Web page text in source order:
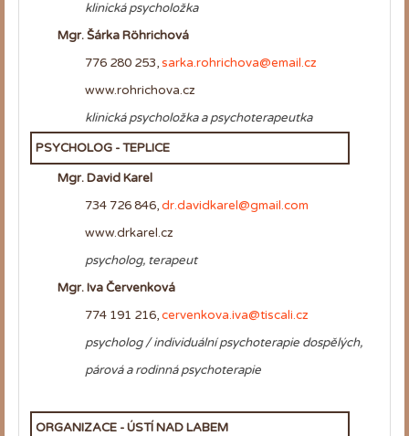
klinická psycholožka
Mgr. Šárka Röhrichová
776 280 253,sarka.rohrichova@email.cz
www.rohrichova.cz
klinická psycholožka a psychoterapeutka
PSYCHOLOG - TEPLICE
Mgr. David Karel
734 726 846,dr.davidkarel@gmail.com
www.drkarel.cz
psycholog, terapeut
Mgr. Iva Červenková
774 191 216,cervenkova.iva@tiscali.cz
psycholog / individuální psychoterapie dospělých,
párová a rodinná psychoterapie
ORGANIZACE - ÚSTÍ NAD LABEM